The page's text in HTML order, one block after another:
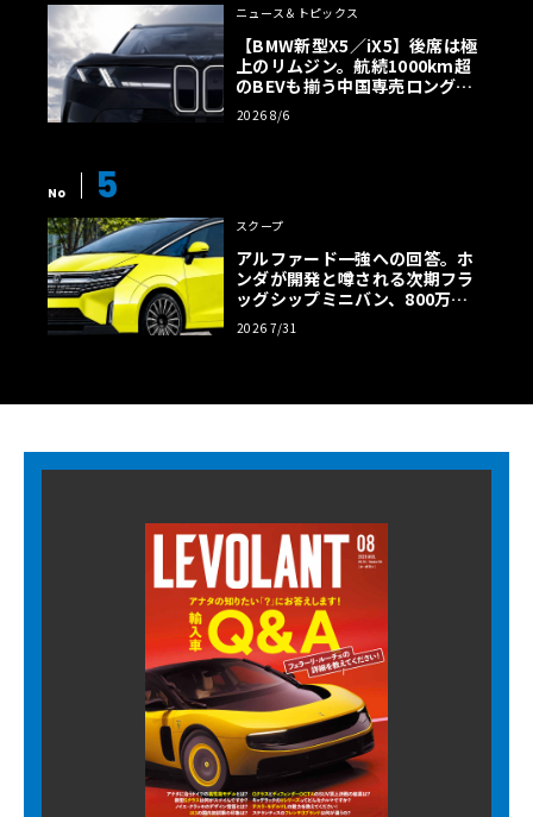
ニュース＆トピックス
【BMW新型X5／iX5】後席は極
上のリムジン。航続1000km超
のBEVも揃う中国専売ロング仕
様の全貌
2026 8/6
No 5
スクープ
アルファード一強への回答。ホ
ンダが開発と噂される次期フラ
ッグシップミニバン、800万円
超の勝算【予想CG】
2026 7/31